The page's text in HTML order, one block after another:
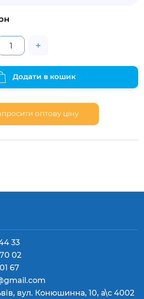
+
Додати в кошик
оптову ціну
33
02
67
вул. Конюшинна, 10, а\с 4002